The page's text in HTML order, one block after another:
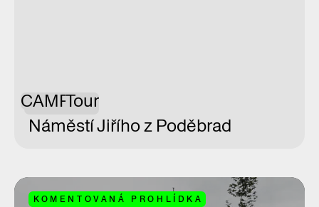
CAMPTour
Náměstí Jiřího z Poděbrad
KOMENTOVANÁ PROHLÍDKA